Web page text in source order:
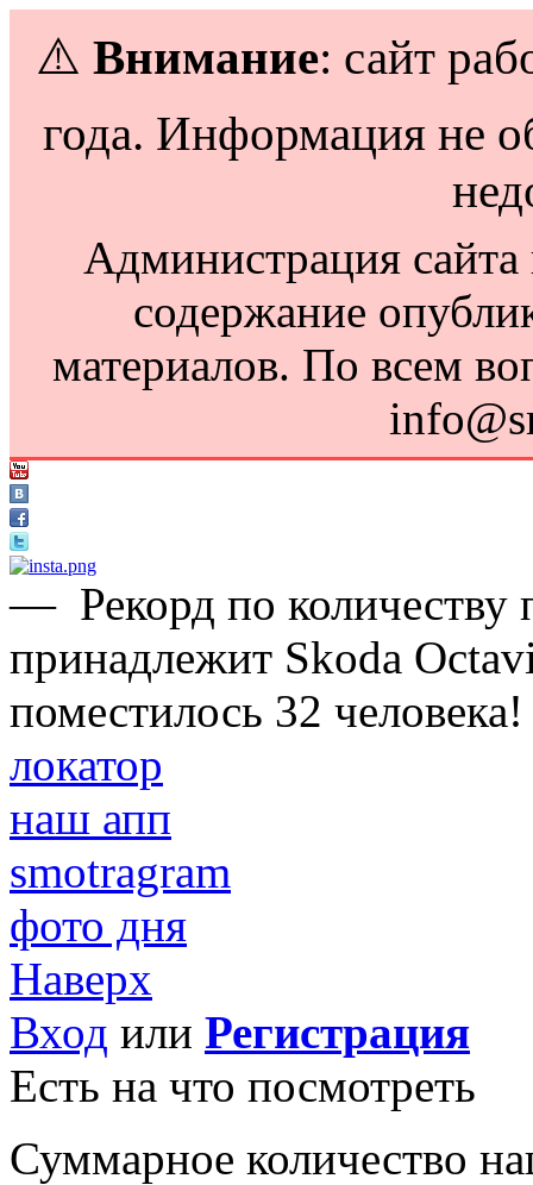
⚠️ Внимание: сайт
года. Информация не
Администрация сайта
содержание
материалов. По всем
— Рекорд по количеству
принадлежит Skoda
поместилось 32 человека!
локатор
наш апп
smotragram
фото дня
Наверх
Вход или Регистрация
Есть на что посмотреть
Суммарное количество